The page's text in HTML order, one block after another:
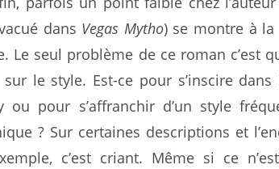
dans Vegas Mytho) se montre à la
Le seul problème de ce roman c’est
le style. Est-ce pour s’inscire dans
ou pour s’affranchir d’un style
? Sur certaines descriptions et
c’est criant. Même si ce